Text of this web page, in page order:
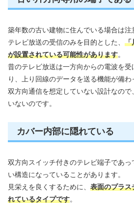
築年数の古い建物に住んでいる場合は注
テレビ放送の受信のみを目的とした、 「
が設置されている可能性があります。
昔のテレビ放送は一方向からの電波を
り、上り回線のデータを送る機能が備わ
双方向通信を想定していない設計なの
いないのです。
カバー内部に隠れている
双方向スイッチ付きのテレビ端子であ
い構造になっていることがあります。
見栄えを良くするために、 表面のプラス
れているタイプです。